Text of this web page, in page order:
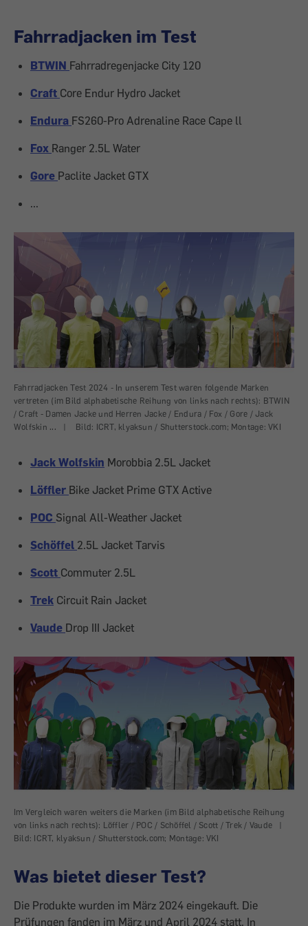
Fahrradjacken im Test
BTWIN Fahrradregenjacke City 120
Craft Core Endur Hydro Jacket
Endura FS260-Pro Adrenaline Race Cape ll
Fox Ranger 2.5L Water
Gore Paclite Jacket GTX
...
Fahrradjacken Test 2024 - In unserem Test waren folgende Marken
vertreten (im Bild alphabetische Reihung von links nach rechts): BTWIN
/ Craft - Damen Jacke und Herren Jacke / Endura / Fox / Gore / Jack
Wolfskin ...
| Bild: ICRT, klyaksun / Shutterstock.com; Montage: VKI
Jack Wolfskin Morobbia 2.5L Jacket
Löffler Bike Jacket Prime GTX Active
POC Signal All-Weather Jacket
Schöffel 2.5L Jacket Tarvis
Scott Commuter 2.5L
Trek Circuit Rain Jacket
Vaude Drop III Jacket
Im Vergleich waren weiters die Marken (im Bild alphabetische Reihung
von links nach rechts): Löffler / POC / Schöffel / Scott / Trek / Vaude
|
Bild: ICRT, klyaksun / Shutterstock.com; Montage: VKI
Was bietet dieser Test?
Die Produkte wurden im März 2024 eingekauft. Die
Prüfungen fanden im März und April 2024 statt. In